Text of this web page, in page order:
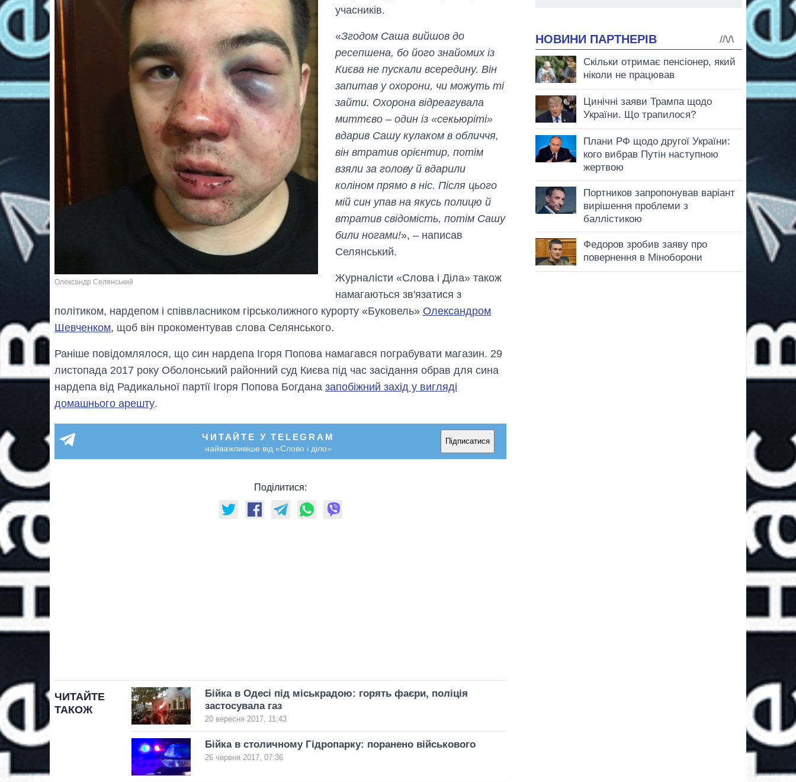
Олександр Селянський
учасників.
«Згодом Саша вийшов до
ресепшена, бо його знайомих із
Києва не пускали всередину. Він
запитав у охорони, чи можуть ті
зайти. Охорона відреагувала
миттєво – один із «секьюріті»
вдарив Сашу кулаком в обличчя,
він втратив орієнтир, потім
взяли за голову й вдарили
коліном прямо в ніс. Після цього
мій син упав на якусь полицю й
втратив свідомість, потім Сашу
били ногами!», – написав
Селянський.
Журналісти «Слова і Діла» також
намагаються зв'язатися з
політиком, нардепом і співвласником гірськолижного курорту «Буковель» Олександром
Шевченком, щоб він прокоментував слова Селянського.
Раніше повідомлялося, що син нардепа Ігоря Попова намагався пограбувати магазин. 29
листопада 2017 року Оболонський районний суд Києва під час засідання обрав для сина
нардепа від Радикальної партії Ігоря Попова Богдана запобіжний захід у вигляді
домашнього арешту.
ЧИТАЙТЕ У TELEGRAM
найважливіше від «Слово і діло»
Підписатися
Поділитися:
ЧИТАЙТЕ
ТАКОЖ
Бійка в Одесі під міськрадою: горять фаєри, поліція
застосувала газ
20 вересня 2017, 11:43
Бійка в столичному Гідропарку: поранено військового
26 червня 2017, 07:36